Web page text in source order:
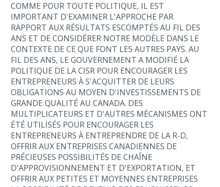
COMME POUR TOUTE POLITIQUE, IL EST
IMPORTANT D'EXAMINER L'APPROCHE PAR
RAPPORT AUX RÉSULTATS ESCOMPTÉS AU FIL DES
ANS ET DE CONSIDÉRER NOTRE MODÈLE DANS LE
CONTEXTE DE CE QUE FONT LES AUTRES PAYS. AU
FIL DES ANS, LE GOUVERNEMENT A MODIFIÉ LA
POLITIQUE DE LA CISR POUR ENCOURAGER LES
ENTREPRENEURS À S'ACQUITTER DE LEURS
OBLIGATIONS AU MOYEN D'INVESTISSEMENTS DE
GRANDE QUALITÉ AU CANADA. DES
MULTIPLICATEURS ET D'AUTRES MÉCANISMES ONT
ÉTÉ UTILISÉS POUR ENCOURAGER LES
ENTREPRENEURS À ENTREPRENDRE DE LA R-D,
OFFRIR AUX ENTREPRISES CANADIENNES DE
PRÉCIEUSES POSSIBILITÉS DE CHAÎNE
D'APPROVISIONNEMENT ET D'EXPORTATION, ET
OFFRIR AUX PETITES ET MOYENNES ENTREPRISES